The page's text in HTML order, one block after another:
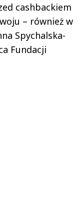
cashbackiem
– również w
Spychalska-
Fundacji